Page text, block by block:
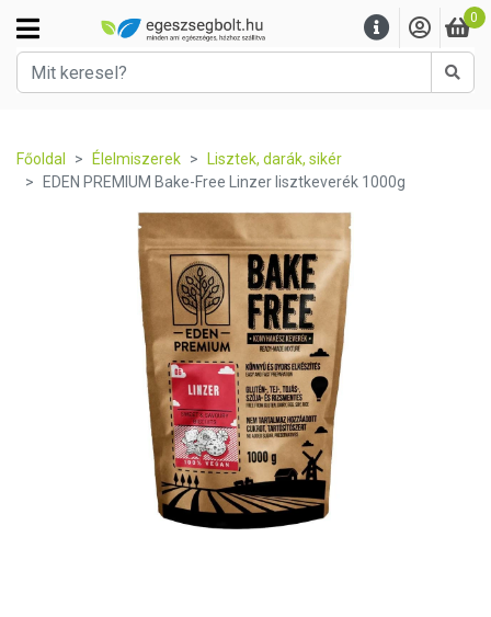
0
Főoldal Élelmiszerek
Lisztek, darák, sikér
EDEN PREMIUM Bake-Free Linzer lisztkeverék 1000g